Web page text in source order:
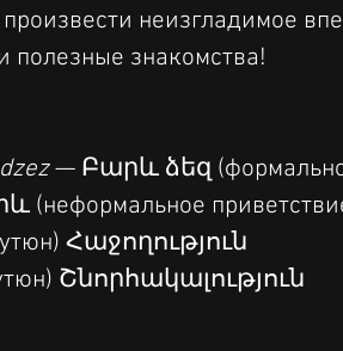
неизгладимое
полезные знакомства!
— Բարև ձեզ
(неформальное
Հաջողություն
Շնորհակալություն